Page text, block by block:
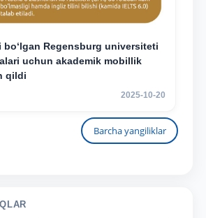
bo‘lgan Regensburg universiteti
uchun akademik mobillik
qildi
2025-10-20
Barcha yangiliklar